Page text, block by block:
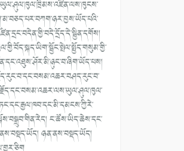
ང་ཚོས་ཡིད་ཆེས་དང་
ཉན་ནས་བསྡད་ཡོད།